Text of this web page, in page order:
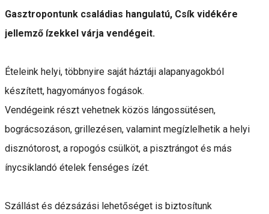
Gasztropontunk családias hangulatú, Csík vidékére
jellemző ízekkel várja vendégeit.
Ételeink helyi, többnyire saját háztáji alapanyagokból
készített, hagyományos fogások.
Vendégeink részt vehetnek közös lángossütésen,
bográcsozáson, grillezésen, valamint megízlelhetik a helyi
disznótorost, a ropogós csülköt, a pisztrángot és más
ínycsiklandó ételek fenséges ízét.
Szállást és dézsázási lehetőséget is biztosítunk